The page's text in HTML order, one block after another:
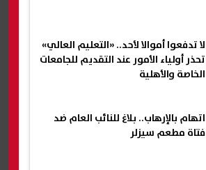
لا تدفعوا أموالا لأحد.. «التعليم العالي»
تحذر أولياء الأمور عند التقديم للجامعات
الخاصة والأهلية
اتهام بالإرهاب.. بلاغ للنائب العام ضد
فتاة مطعم سيزلر